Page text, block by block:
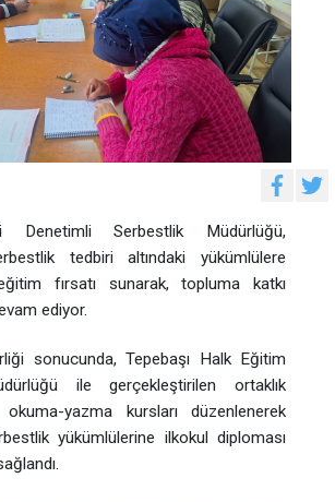
Denetimli Serbestlik Müdürlüğü,
tedbiri altındaki yükümlülere
fırsatı sunarak, topluma katkı
ediyor.
sonucunda, Tepebaşı Halk Eğitim
ile gerçekleştirilen ortaklık
okuma-yazma kursları düzenlenerek
yükümlülerine ilkokul diploması